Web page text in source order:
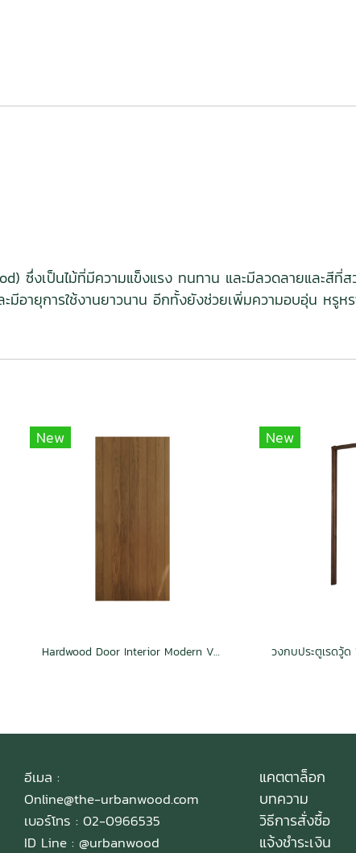
ซึ่งเป็นไม้ที่มีความแข็งแรง ทนทาน และมีลวดลายและสีที่
มีอายุการใช้งานยาวนาน อีกทั้งยังช่วยเพิ่มความอบอุ่น หรูห
New
Hardwood Door Interior Modern Vertical Walnut
New
อีเมล :
Online@the-urbanwood.com
เบอร์โทร : 02-0966535
ID Line : @urbanwood
แคตตาล็อก
บทความ
วิธีการสั่งซื้อ
แจ้งชำระเงิน